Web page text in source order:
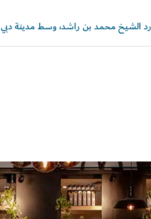
الشيخ محمد بن راشد، وسط مدينة دبي